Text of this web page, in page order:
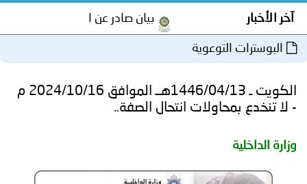
المجلس
مؤتمرات
آخر الأخبار بيان صادر عن الأمانة العامة لمجلس
البوسترات التوعوية
الكويت ـ 1446/04/13هــ الموافق 2024/10/16 م
- لا تنخدع بمحاولات انتحال الصفة..
وزارة الداخلية